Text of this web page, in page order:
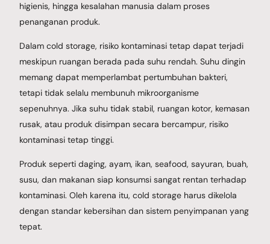
higienis, hingga kesalahan manusia dalam proses
penanganan produk.
Dalam cold storage, risiko kontaminasi tetap dapat terjadi
meskipun ruangan berada pada suhu rendah. Suhu dingin
memang dapat memperlambat pertumbuhan bakteri,
tetapi tidak selalu membunuh mikroorganisme
sepenuhnya. Jika suhu tidak stabil, ruangan kotor, kemasan
rusak, atau produk disimpan secara bercampur, risiko
kontaminasi tetap tinggi.
Produk seperti daging, ayam, ikan, seafood, sayuran, buah,
susu, dan makanan siap konsumsi sangat rentan terhadap
kontaminasi. Oleh karena itu, cold storage harus dikelola
dengan standar kebersihan dan sistem penyimpanan yang
tepat.